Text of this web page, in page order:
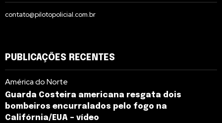
contato@pilotopolicial.com.br
PUBLICAÇÕES RECENTES
América do Norte
Guarda Costeira americana resgata dois
bombeiros encurralados pelo fogo na
Califórnia/EUA – vídeo